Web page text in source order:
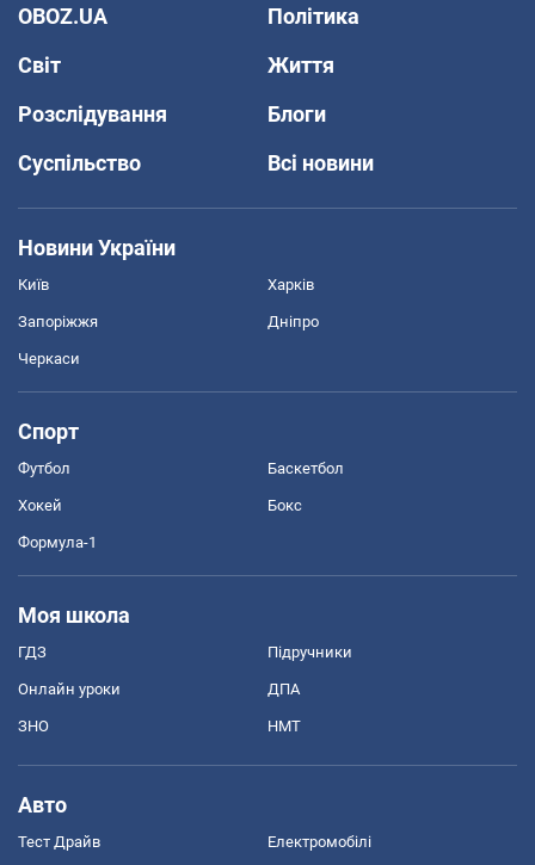
OBOZ.UA
Політика
Світ
Життя
Розслідування
Блоги
Суспільство
Всі новини
Новини України
Київ Харків
Запоріжжя Дніпро
Черкаси
Спорт
Футбол Баскетбол
Хокей Бокс
Формула-1
Моя школа
ГДЗ Підручники
Онлайн уроки ДПА
ЗНО НМТ
Авто
Тест Драйв Електромобілі